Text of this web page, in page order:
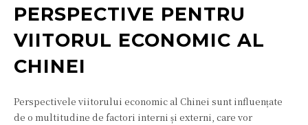
PERSPECTIVE PENTRU
VIITORUL ECONOMIC AL
CHINEI
Perspectivele viitorului economic al Chinei sunt influențate
de o multitudine de factori interni și externi, care vor